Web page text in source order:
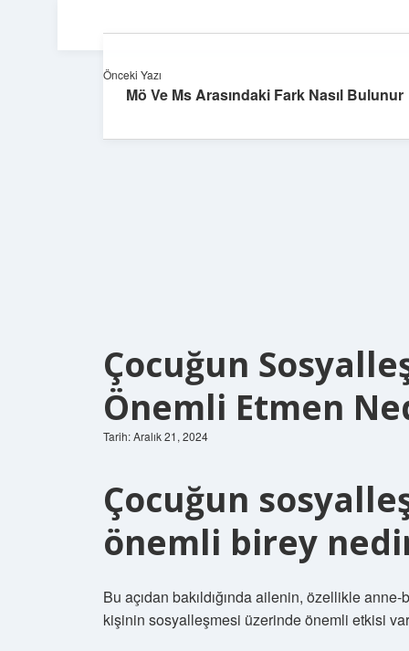
Çocuğun
Önemli Etmen
Tarih: Aralık 21, 2024
Çocuğun
önemli birey
Bu açıdan bakıldığında ailenin, özellikle
kişinin sosyalleşmesi üzerinde önemli etkisi
Önceki Yazı
Mö Ve Ms Arasındaki Fark Nasıl Bulunur